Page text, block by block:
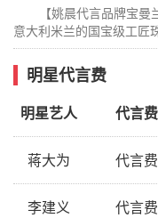
【姚晨代言品牌宝
意大利米兰的国宝级工
明星代言费
明星艺人 代言费
蒋大为 代言费
李建义 代言费